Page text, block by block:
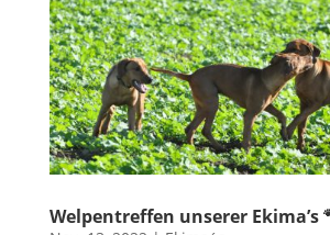
Welpentreffen unserer Ekima’s